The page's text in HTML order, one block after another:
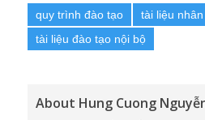
quy trình đào tạo
tài liệu
tài liệu đào tạo nội bộ
About Hung Cuong